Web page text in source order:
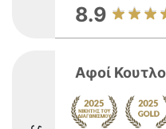
8.9
Αφοί